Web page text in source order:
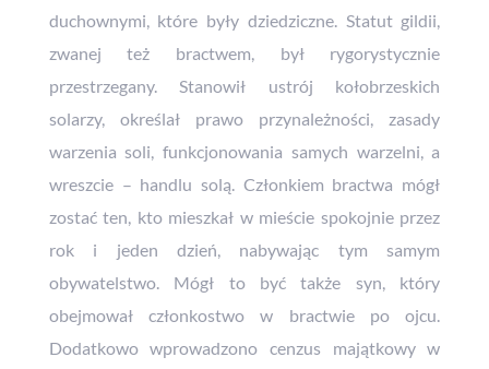
duchownymi, które były dziedziczne. Statut gildii,
zwanej też bractwem, był rygorystycznie
przestrzegany. Stanowił ustrój kołobrzeskich
solarzy, określał prawo przynależności, zasady
warzenia soli, funkcjonowania samych warzelni, a
wreszcie – handlu solą. Członkiem bractwa mógł
zostać ten, kto mieszkał w mieście spokojnie przez
rok i jeden dzień, nabywając tym samym
obywatelstwo. Mógł to być także syn, który
obejmował członkostwo w bractwie po ojcu.
Dodatkowo wprowadzono cenzus majątkowy w